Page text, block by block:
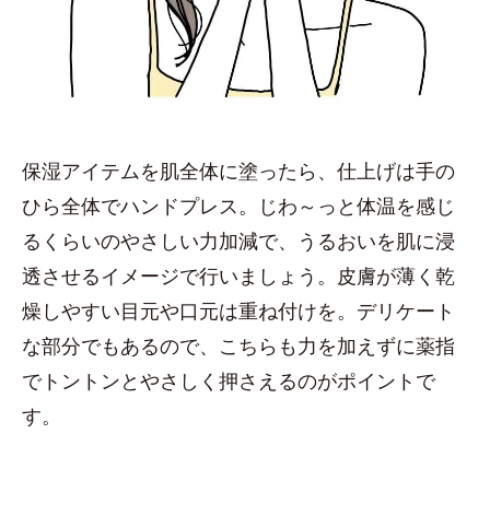
保湿アイテムを肌全体に塗ったら、仕上げは手の
ひら全体でハンドプレス。じわ～っと体温を感じ
るくらいのやさしい力加減で、うるおいを肌に浸
透させるイメージで行いましょう。皮膚が薄く乾
燥しやすい目元や口元は重ね付けを。デリケート
な部分でもあるので、こちらも力を加えずに薬指
でトントンとやさしく押さえるのがポイントで
す。